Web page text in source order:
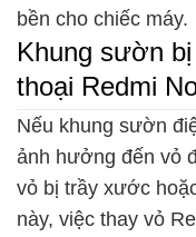
bền cho chiếc máy.
Khung sườn
thoại Redmi
Nếu khung sườn
ảnh hưởng đến vỏ
vỏ bị trầy xước
này, việc thay vỏ